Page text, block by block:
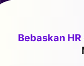
Bebaskan HR